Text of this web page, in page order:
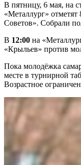
В пятницу, 6 мая, на
«Металлург»
Советов». Собрали
В 12:00 на
«Крыльев» против
Пока молодёжка
месте в турнирной
Возрастное